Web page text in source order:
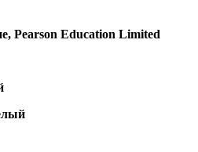
Pearson Education Limited